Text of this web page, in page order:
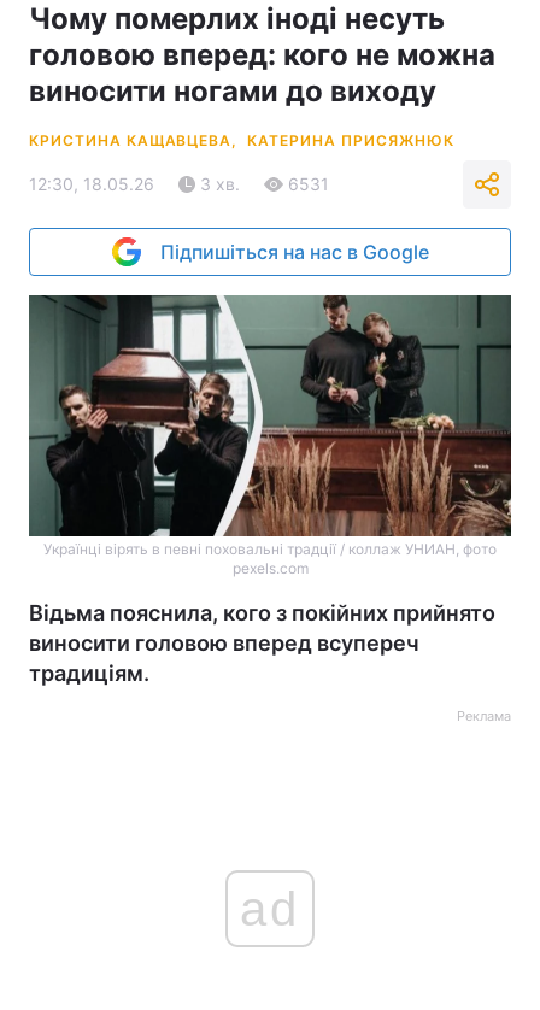
Чому померлих іноді несуть
головою вперед: кого не можна
виносити ногами до виходу
КРИСТИНА КАЩАВЦЕВА, КАТЕРИНА ПРИСЯЖНЮК
12:30, 18.05.26 3 хв. 6531
Підпишіться на нас в Google
Українці вірять в певні поховальні традції / коллаж УНИАН, фото
pexels.com
Відьма пояснила, кого з покійних прийнято
виносити головою вперед всупереч
традиціям.
Реклама
ad